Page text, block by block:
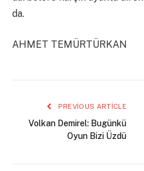
da.
AHMET TEMÜRTÜRKAN
PREVIOUS ARTICLE
Volkan Demirel: Bugünkü
Oyun Bizi Üzdü